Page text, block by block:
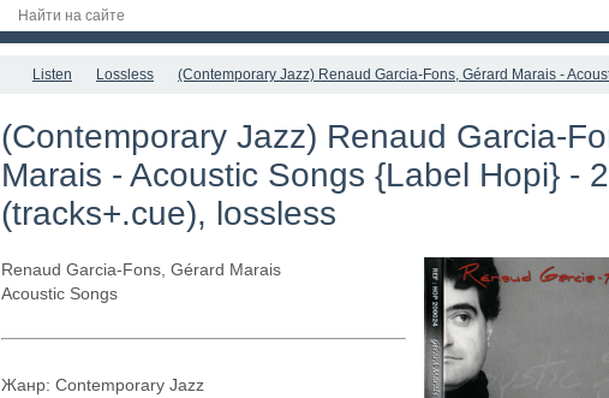
Listen Lossless (Contemporary Jazz) Renaud Garcia-Fons, Gérard Marais -
(Contemporary Jazz) Renaud Garcia-
Marais - Acoustic Songs {Label Hopi} -
(tracks+.cue), lossless
Renaud Garcia-Fons, Gérard Marais
Acoustic Songs
Жанр: Contemporary Jazz